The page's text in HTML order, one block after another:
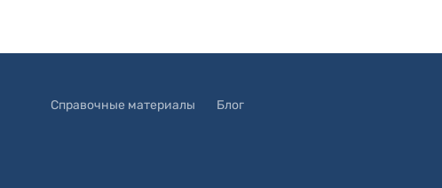
Справочные материалы Блог